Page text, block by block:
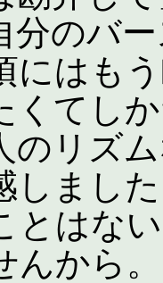
分のバ
にはも
くてし
のリズ
しまし
とはな
から。